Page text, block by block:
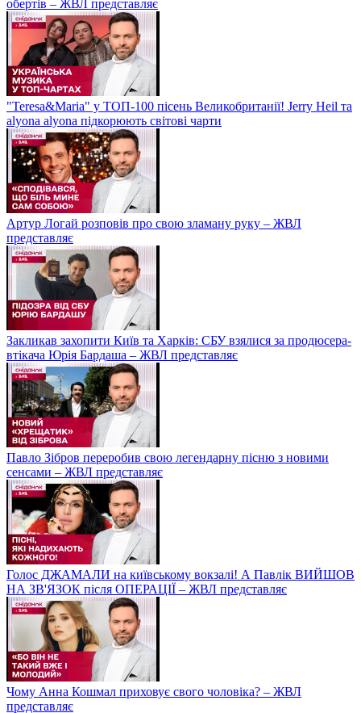
Нова пісня від alyona та Jerry Heil "Подоляночка" набирає
обертів – ЖВЛ представляє
"Teresa&Maria" у ТОП-100 пісень Великобританії! Jerry Heil та
alyona alyona підкорюють світові чарти
Артур Логай розповів про свою зламану руку – ЖВЛ
представляє
Закликав захопити Київ та Харків: СБУ взялися за продюсера-
втікача Юрія Бардаша – ЖВЛ представляє
Павло Зібров переробив свою легендарну пісню з новими
сенсами – ЖВЛ представляє
Голос ДЖАМАЛИ на київському вокзалі! А Павлік ВИЙШОВ
НА ЗВ'ЯЗОК після ОПЕРАЦІЇ – ЖВЛ представляє